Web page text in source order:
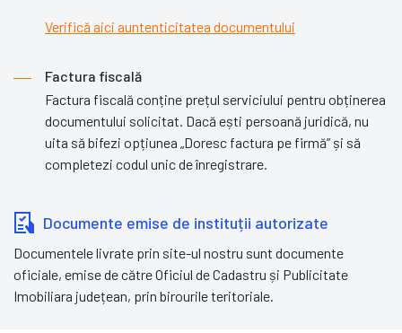
Verifică aici auntenticitatea documentului
Factura fiscală
Factura fiscală conține prețul serviciului pentru obținerea
documentului solicitat. Dacă ești persoană juridică, nu
uita să bifezi opțiunea „Doresc factura pe firmă” și să
completezi codul unic de înregistrare.
Documente emise de instituții autorizate
Documentele livrate prin site-ul nostru sunt documente
oficiale, emise de către Oficiul de Cadastru și Publicitate
Imobiliara județean, prin birourile teritoriale.